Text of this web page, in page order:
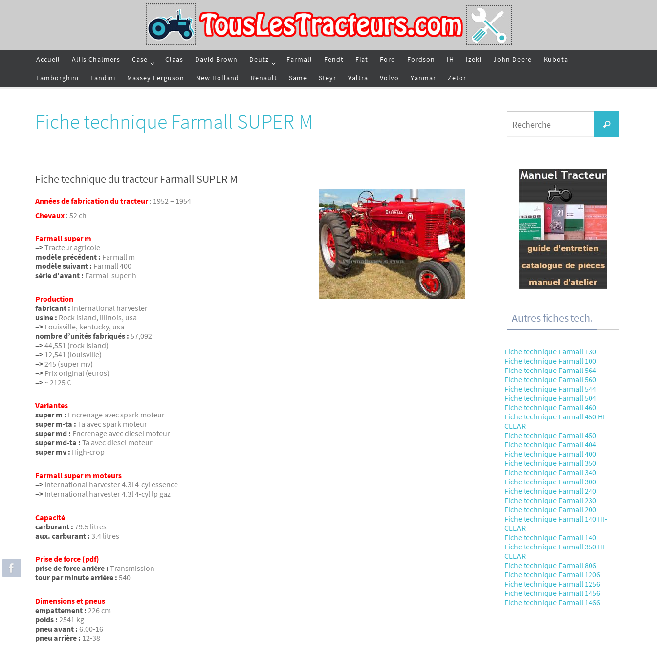
Accueil Allis Chalmers Case Claas David Brown Deutz Farmall Fendt Fiat Ford Fordson IH Izeki John Deere Kubota
Lamborghini Landini Massey Ferguson New Holland Renault Same Steyr Valtra Volvo Yanmar Zetor
Fiche technique Farmall SUPER M
Fiche technique du tracteur Farmall SUPER M
Années de fabrication du tracteur: 1952 – 1954
Chevaux : 52 ch
Farmall super m
–>Tracteur agricole
modèle précédent : Farmall m
modèle suivant : Farmall 400
série d’avant : Farmall super h
Production
fabricant : International harvester
usine : Rock island, illinois, usa
–> Louisville, kentucky, usa
nombre d’unités fabriqués : 57,092
–>44,551 (rock island)
–> 12,541 (louisville)
–> 245 (super mv)
–> Prix original (euros)
–> ~ 2125 €
Variantes
super m : Encrenage avec spark moteur
super m-ta : Ta avec spark moteur
super md : Encrenage avec diesel moteur
super md-ta : Ta avec diesel moteur
super mv : High-crop
Farmall super m moteurs
–> International harvester 4.3l 4-cyl essence
–> International harvester 4.3l 4-cyl lp gaz
Capacité
carburant : 79.5 litres
aux. carburant : 3.4 litres
Prise de force (pdf)
prise de force arrière : Transmission
tour par minute arrière : 540
Dimensions et pneus
empattement : 226 cm
poids : 2541 kg
pneu avant : 6.00-16
pneu arrière : 12-38
Recherche
Autres fiches tech.
Fiche technique Farmall 130
Fiche technique Farmall 100
Fiche technique Farmall 564
Fiche technique Farmall 560
Fiche technique Farmall 544
Fiche technique Farmall 504
Fiche technique Farmall 460
Fiche technique Farmall 450 HI-
CLEAR
Fiche technique Farmall 450
Fiche technique Farmall 404
Fiche technique Farmall 400
Fiche technique Farmall 350
Fiche technique Farmall 340
Fiche technique Farmall 300
Fiche technique Farmall 240
Fiche technique Farmall 230
Fiche technique Farmall 200
Fiche technique Farmall 140 HI-
CLEAR
Fiche technique Farmall 140
Fiche technique Farmall 350 HI-
CLEAR
Fiche technique Farmall 806
Fiche technique Farmall 1206
Fiche technique Farmall 1256
Fiche technique Farmall 1456
Fiche technique Farmall 1466